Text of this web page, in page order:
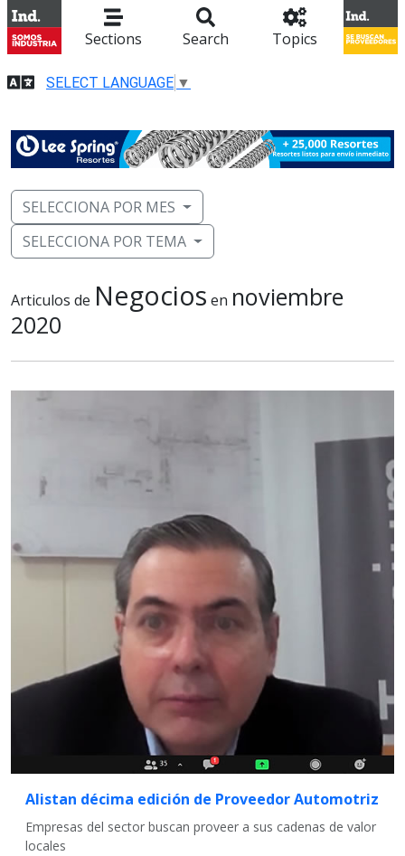
Sections Search Topics
SELECT LANGUAGE ▼
SELECCIONA POR MES
SELECCIONA POR TEMA
Articulos de Negocios en noviembre
2020
Alistan décima edición de Proveedor Automotriz
Empresas del sector buscan proveer a sus cadenas de valor
locales